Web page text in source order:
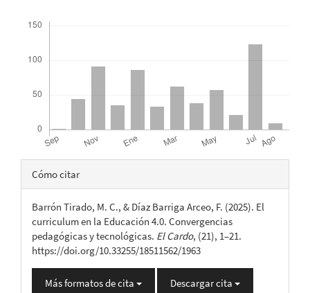
Detalles
del
artículo
Cómo citar
Barrón Tirado, M. C., & Díaz Barriga Arceo, F. (2025). El
curriculum en la Educación 4.0. Convergencias
pedagógicas y tecnológicas. El Cardo, (21), 1–21.
https://doi.org/10.33255/18511562/1963
Más formatos de cita Descargar cita